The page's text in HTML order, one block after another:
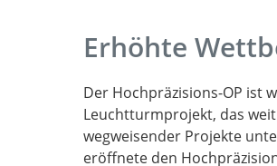
Erhöhte
Der Hochpräzisions-OP ist
Leuchtturmprojekt, das
wegweisender Projekte
eröffnete den